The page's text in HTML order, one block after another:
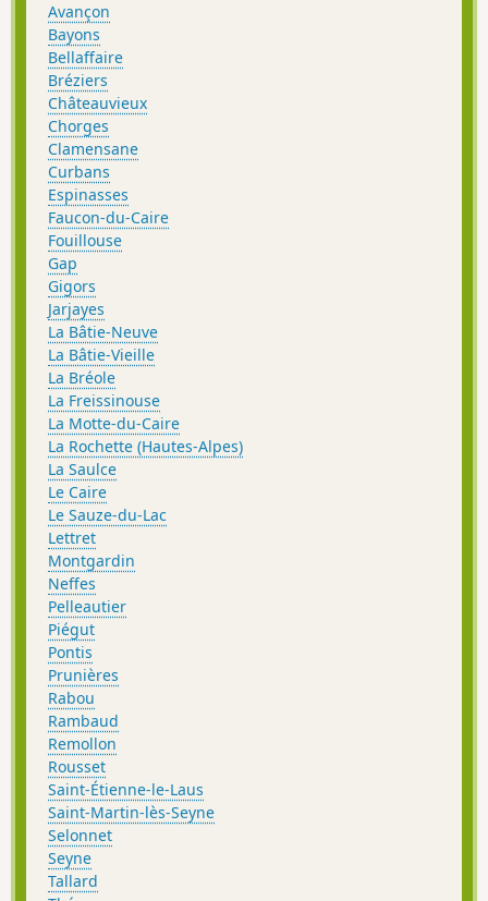
Avançon
Bayons
Bellaffaire
Bréziers
Châteauvieux
Chorges
Clamensane
Curbans
Espinasses
Faucon-du-Caire
Fouillouse
Gap
Gigors
Jarjayes
La Bâtie-Neuve
La Bâtie-Vieille
La Bréole
La Freissinouse
La Motte-du-Caire
La Rochette (Hautes-Alpes)
La Saulce
Le Caire
Le Sauze-du-Lac
Lettret
Montgardin
Neffes
Pelleautier
Piégut
Pontis
Prunières
Rabou
Rambaud
Remollon
Rousset
Saint-Étienne-le-Laus
Saint-Martin-lès-Seyne
Selonnet
Seyne
Tallard